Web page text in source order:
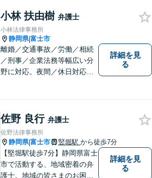
小林 扶由樹 弁護士
小林法律事務所
静岡県|富士市
離婚／交通事故／労働／相続
／刑事／企業法務等幅広い分
野に対応。夜間／休日対応
詳細を見
る
佐野 良行 弁護士
佐野法律事務所
静岡県|富士市 竪堀駅 から徒歩7分
【堅堀駅徒歩7分】静岡県富士
市で活動する、地域密着の弁
護士。地域の皆さまのお困り
詳細を見
る